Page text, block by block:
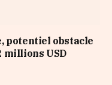
potentiel obstacle
millions USD